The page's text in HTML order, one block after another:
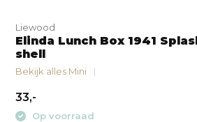
Liewood
Elinda Lunch Box 1941
shell
Bekijk alles Mini
33,-
Op voorraad